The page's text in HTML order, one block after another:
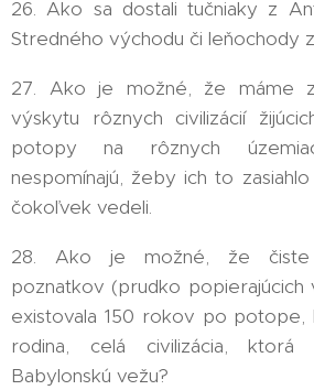
26. Ako sa dostali tučniaky z
Stredného východu či leňochody
27. Ako je možné, že máme
výskytu rôznych civilizácií
potopy na rôznych
nespomínajú, žeby ich to
čokoľvek vedeli.
28. Ako je možné, že čiste
poznatkov (prudko popierajúcich
existovala 150 rokov po potope,
rodina, celá civilizácia, ktorá
Babylonskú vežu?